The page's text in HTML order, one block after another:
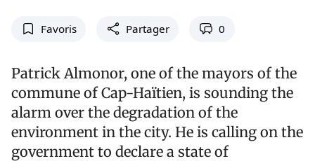
Favoris Partager 0
Patrick Almonor, one of the mayors of the
commune of Cap-Haïtien, is sounding the
alarm over the degradation of the
environment in the city. He is calling on the
government to declare a state of